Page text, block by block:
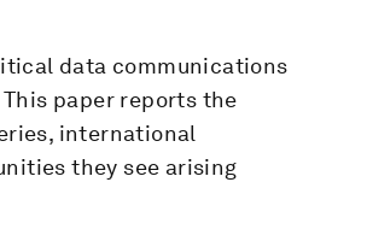
data communications
paper reports the
international
they see arising